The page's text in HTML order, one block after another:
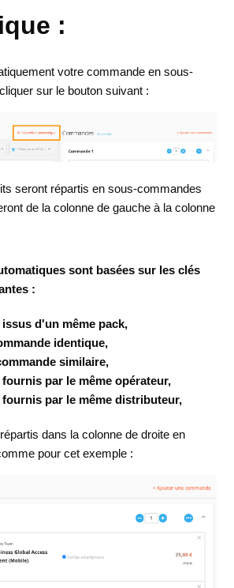
:
votre commande en sous-
sur le bouton suivant :
seront répartis en sous-commandes
de la colonne de gauche à la colonne
sont basées sur les clés
:
d'un même pack,
identique,
similaire,
par le même opérateur,
par le même distributeur,
dans la colonne de droite en
pour cet exemple :